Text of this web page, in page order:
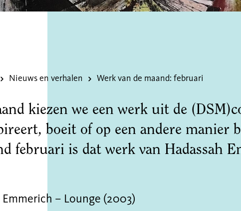
Nieuws en verhalen Werk van de maand: februari
kiezen we een werk uit de
boeit of op een andere manier
februari is dat werk van Hadassah
Emmerich – Lounge (2003)